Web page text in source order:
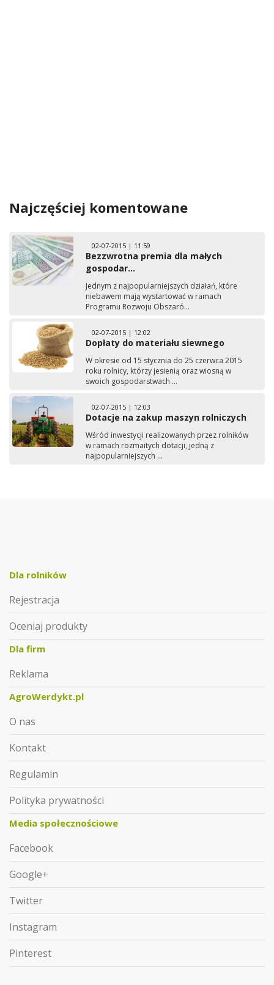
Najczęściej komentowane
02-07-2015 | 11:59
Bezzwrotna premia dla małych
gospodar...
Jednym z najpopularniejszych działań, które
niebawem mają wystartować w ramach
Programu Rozwoju Obszaró...
02-07-2015 | 12:02
Dopłaty do materiału siewnego
W okresie od 15 stycznia do 25 czerwca 2015
roku rolnicy, którzy jesienią oraz wiosną w
swoich gospodarstwach ...
02-07-2015 | 12:03
Dotacje na zakup maszyn rolniczych
Wśród inwestycji realizowanych przez rolników
w ramach rozmaitych dotacji, jedną z
najpopularniejszych ...
Dla rolników
Rejestracja
Oceniaj produkty
Dla firm
Reklama
AgroWerdykt.pl
O nas
Kontakt
Regulamin
Polityka prywatności
Media społecznościowe
Facebook
Google+
Twitter
Instagram
Pinterest